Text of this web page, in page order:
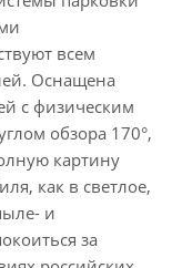
всем
Оснащена
с физическим
обзора 170°,
картину
как в светлое,
и
за